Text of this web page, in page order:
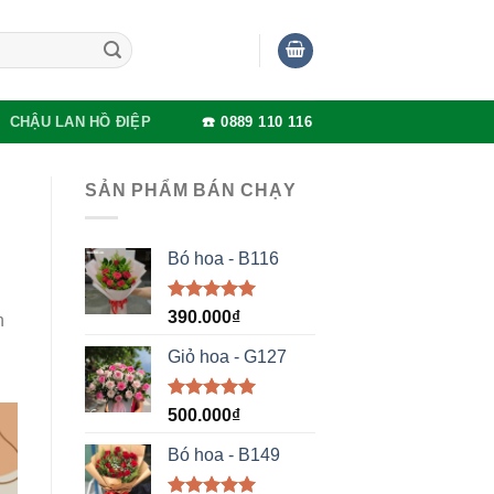
CHẬU LAN HỒ ĐIỆP ☎️ 0889 110 116
SẢN PHẨM BÁN CHẠY
Bó hoa - B116
Được xếp
5 sao
390.000₫
Giỏ hoa - G127
Được xếp
5 sao
500.000₫
Bó hoa - B149